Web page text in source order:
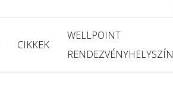
CIKKEK
WELLPOINT
RENDEZVÉNYHELYSZÍN